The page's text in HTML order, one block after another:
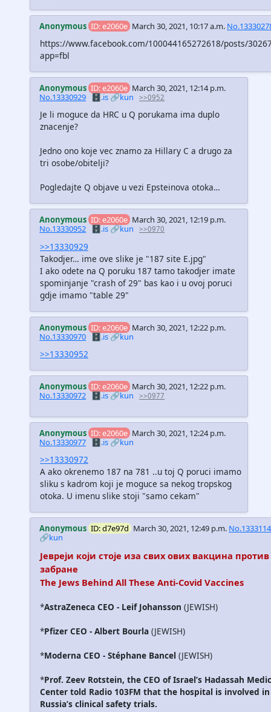
Anonymous ID: e2060e March 30, 2021, 10:17 a.m.
https://www.facebook.com/100044165272618/posts/
app=fbl
Anonymous ID: e2060e March 30, 2021, 12:14 p.m.
No.13330929 🗄️.is🔗kun >>0952
Je li moguce da HRC u Q porukama ima duplo
znacenje?
Jedno ono koje vec znamo za Hillary C a drugo za
tri osobe/obitelji?
Pogledajte Q objave u vezi Epsteinova otoka…
Anonymous ID: e2060e March 30, 2021, 12:19 p.m.
No.13330952
🗄️.is 🔗kun >>0970
>>13330929
Takodjer… ime ove slike je "187 site E.jpg"
I ako odete na Q poruku 187 tamo takodjer imate
spominjanje "crash of 29" bas kao i u ovoj poruci
gdje imamo "table 29"
Anonymous ID: e2060e March 30, 2021, 12:22 p.m.
No.13330970 🗄️.is🔗kun
>>13330952
Anonymous ID: e2060e March 30, 2021, 12:22 p.m.
No.13330972 🗄️.is🔗kun >>0977
Anonymous ID: e2060e March 30, 2021, 12:24 p.m.
No.13330977 🗄️.is🔗kun
>>13330972
A ako okrenemo 187 na 781 ..u toj Q poruci imamo
sliku s kadrom koji je moguce sa nekog tropskog
otoka. U imenu slike stoji "samo cekam"
Anonymous ID: d7e97d March 30, 2021, 12:49 p.m.
🔗kun
Јевреји који стоје иза свих ових вакцина против
забране
The Jews Behind All These Anti-Covid Vaccines
*AstraZeneca CEO - Leif Johansson (JEWISH)
*Pfizer CEO - Albert Bourla (JEWISH)
*Moderna CEO - Stéphane Bancel (JEWISH)
*Prof. Zeev Rotstein, the CEO of Israel’s Hadassah
Center told Radio 103FM that the hospital is involved in
Russia’s clinical safety trials.